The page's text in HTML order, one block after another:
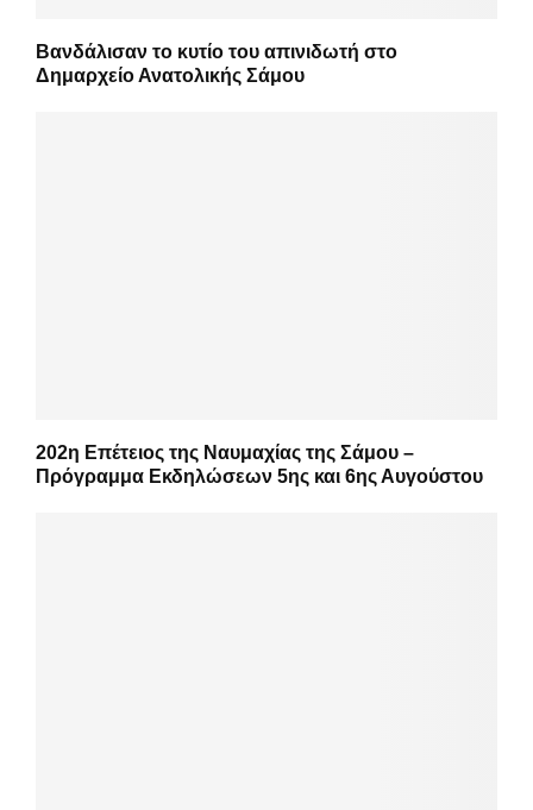
Βανδάλισαν το κυτίο του απινιδωτή στο
Δημαρχείο Ανατολικής Σάμου
202η Επέτειος της Ναυμαχίας της Σάμου –
Πρόγραμμα Εκδηλώσεων 5ης και 6ης Αυγούστου